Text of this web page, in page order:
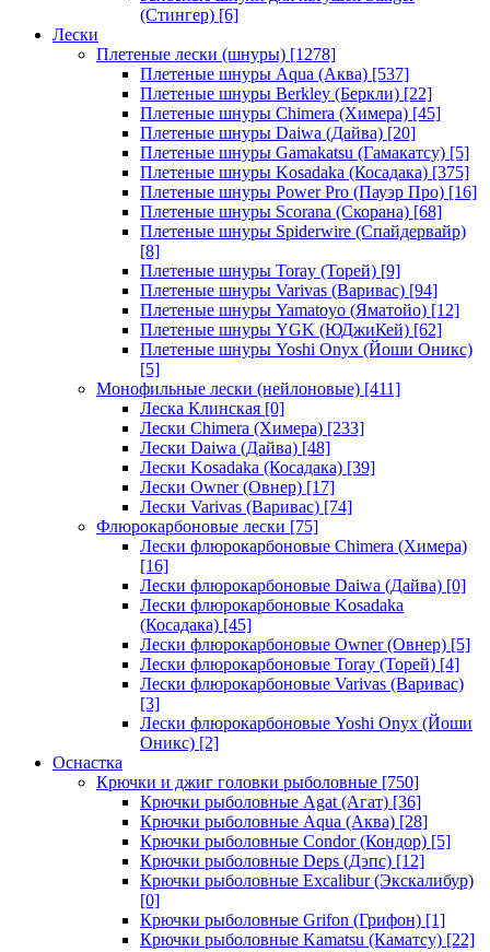
(Стингер) [6]
Лески
Плетеные лески (шнуры) [1278]
Плетеные шнуры Aqua (Аква) [537]
Плетеные шнуры Berkley (Беркли) [22]
Плетеные шнуры Chimera (Химера) [45]
Плетеные шнуры Daiwa (Дайва) [20]
Плетеные шнуры Gamakatsu (Гамакатсу) [5]
Плетеные шнуры Kosadaka (Косадака) [375]
Плетеные шнуры Power Pro (Пауэр Про) [16]
Плетеные шнуры Scorana (Скорана) [68]
Плетеные шнуры Spiderwire (Спайдервайр)
[8]
Плетеные шнуры Toray (Торей) [9]
Плетеные шнуры Varivas (Варивас) [94]
Плетеные шнуры Yamatoyo (Яматойо) [12]
Плетеные шнуры YGK (ЮДжиКей) [62]
Плетеные шнуры Yoshi Onyx (Йоши Оникс)
[5]
Монофильные лески (нейлоновые) [411]
Леска Клинская [0]
Лески Chimera (Химера) [233]
Лески Daiwa (Дайва) [48]
Лески Kosadaka (Косадака) [39]
Лески Owner (Овнер) [17]
Лески Varivas (Варивас) [74]
Флюрокарбоновые лески [75]
Лески флюрокарбоновые Chimera (Химера)
[16]
Лески флюрокарбоновые Daiwa (Дайва) [0]
Лески флюрокарбоновые Kosadaka
(Косадака) [45]
Лески флюрокарбоновые Owner (Овнер) [5]
Лески флюрокарбоновые Toray (Торей) [4]
Лески флюрокарбоновые Varivas (Варивас)
[3]
Лески флюрокарбоновые Yoshi Onyx (Йоши
Оникс) [2]
Оснастка
Крючки и джиг головки рыболовные [750]
Крючки рыболовные Agat (Агат) [36]
Крючки рыболовные Aqua (Аква) [28]
Крючки рыболовные Condor (Кондор) [5]
Крючки рыболовные Deps (Дэпс) [12]
Крючки рыболовные Excalibur (Экскалибур)
[0]
Крючки рыболовные Grifon (Грифон) [1]
Крючки рыболовные Kamatsu (Каматсу) [22]